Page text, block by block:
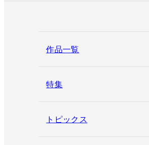
作品一覧
特集
トピックス